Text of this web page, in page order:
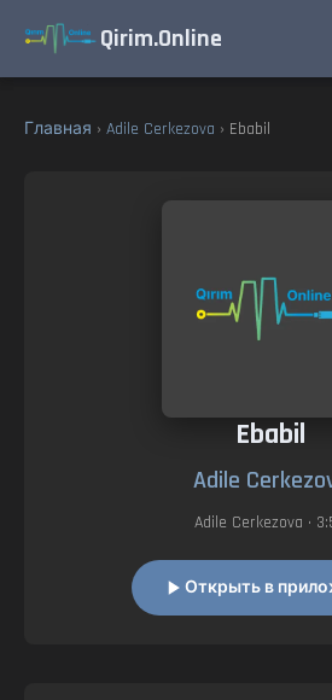
Qirim.Online
Главная › Adile Cerkezova › Ebabil
Ebabil
Adile
Adile Cerkezova •
Открыть в